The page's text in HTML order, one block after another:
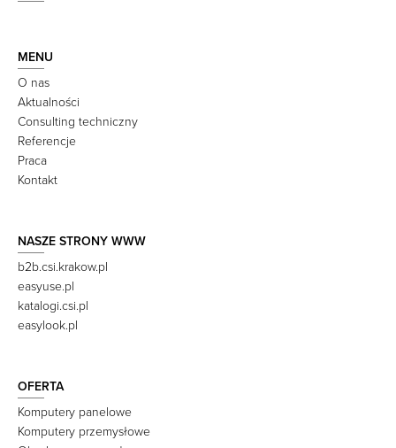
MENU
O nas
Aktualności
Consulting techniczny
Referencje
Praca
Kontakt
NASZE STRONY WWW
b2b.csi.krakow.pl
easyuse.pl
katalogi.csi.pl
easylook.pl
OFERTA
Komputery panelowe
Komputery przemysłowe